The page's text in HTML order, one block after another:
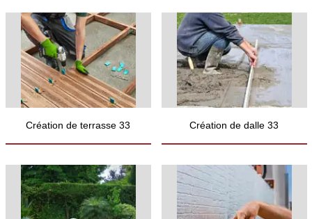
Création de terrasse 33 Création de dalle 33